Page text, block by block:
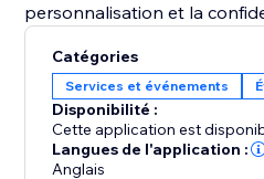
personnalisation et la
événement communautaire
cet outil élimine les
planification transparente.
Catégories
Services et événements
Disponibilité :
Cette application est
Langues de l'application :
Anglais